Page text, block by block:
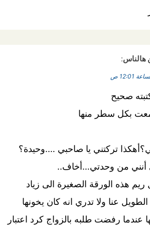
هالناس:
صحيح
بكل سطر منها
تركتني يا صاحبي ….وحيدة؟
أنني من وحدتي…أخاف..
هذه الورقة الصغيرة الى زياد
الطويل عنا ولا تدري انه كان يخونها
عندما رفضت طلبه بالزواج كرد اعتبار